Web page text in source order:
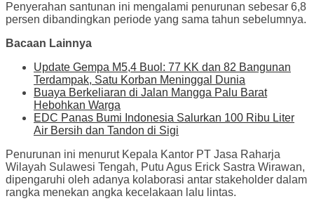
Penyerahan santunan ini mengalami penurunan sebesar 6,8
persen dibandingkan periode yang sama tahun sebelumnya.
Bacaan Lainnya
Update Gempa M5,4 Buol: 77 KK dan 82 Bangunan
Terdampak, Satu Korban Meninggal Dunia
Buaya Berkeliaran di Jalan Mangga Palu Barat
Hebohkan Warga
EDC Panas Bumi Indonesia Salurkan 100 Ribu Liter
Air Bersih dan Tandon di Sigi
Penurunan ini menurut Kepala Kantor PT Jasa Raharja
Wilayah Sulawesi Tengah, Putu Agus Erick Sastra Wirawan,
dipengaruhi oleh adanya kolaborasi antar stakeholder dalam
rangka menekan angka kecelakaan lalu lintas.